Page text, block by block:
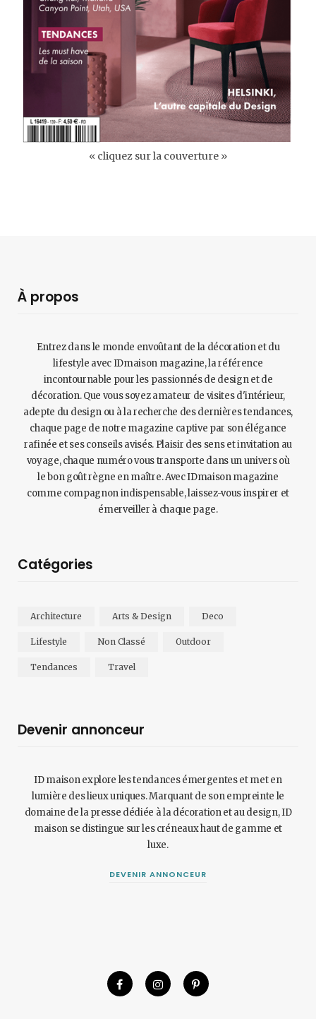
« cliquez sur la couverture »
À propos
Entrez dans le monde envoûtant de la décoration et du
lifestyle avec IDmaison magazine, la référence
incontournable pour les passionnés de design et de
décoration. Que vous soyez amateur de visites d'intérieur,
adepte du design ou à la recherche des dernières tendances,
chaque page de notre magazine captive par son élégance
rafinée et ses conseils avisés. Plaisir des sens et invitation au
voyage, chaque numéro vous transporte dans un univers où
le bon goût règne en maître. Avec IDmaison magazine
comme compagnon indispensable, laissez-vous inspirer et
émerveiller à chaque page.
Catégories
Architecture Arts & Design Deco
Lifestyle Non Classé Outdoor
Tendances Travel
Devenir annonceur
ID maison explore les tendances émergentes et met en
lumière des lieux uniques. Marquant de son empreinte le
domaine de la presse dédiée à la décoration et au design, ID
maison se distingue sur les créneaux haut de gamme et
luxe.
DEVENIR ANNONCEUR